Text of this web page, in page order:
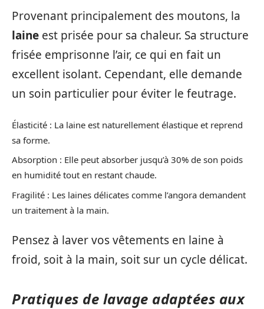
Provenant principalement des moutons, la
laine est prisée pour sa chaleur. Sa structure
frisée emprisonne l’air, ce qui en fait un
excellent isolant. Cependant, elle demande
un soin particulier pour éviter le feutrage.
Élasticité : La laine est naturellement élastique et reprend
sa forme.
Absorption : Elle peut absorber jusqu’à 30% de son poids
en humidité tout en restant chaude.
Fragilité : Les laines délicates comme l’angora demandent
un traitement à la main.
Pensez à laver vos vêtements en laine à
froid, soit à la main, soit sur un cycle délicat.
Pratiques de lavage adaptées aux